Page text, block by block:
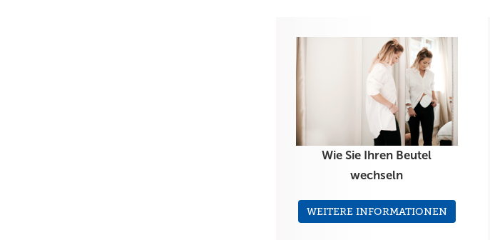
Wie Sie Ihren Beutel
wechseln
WEITERE INFORMATIONEN